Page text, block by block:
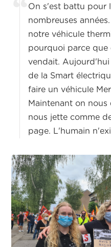
On s'est battu pour
nombreuses
notre véhicule
pourquoi parce que
vendait.
de la Smart
faire un véhicule
Maintenant on nous
nous jette comme
page. L'humain